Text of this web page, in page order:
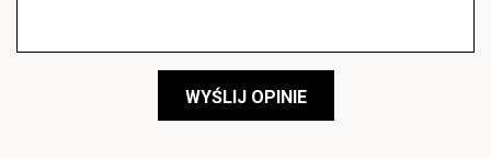
WYŚLIJ OPINIE